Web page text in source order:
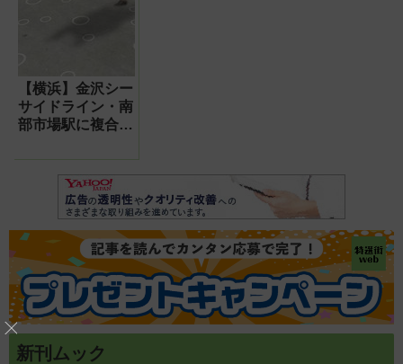
【横浜】金沢シー
サイドライン・南
部市場駅に複合商
オープン!
新刊ムック